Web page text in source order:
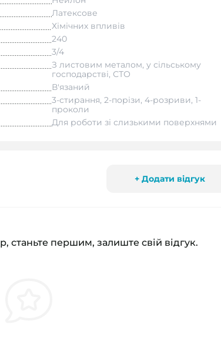
Латексове
Хімічних впливів
240
3/4
З листовим металом, у сільському
господарстві, СТО
В'язаний
3-стирання, 2-порізи, 4-розриви, 1-
проколи
Для роботи зі слизькими поверхнями
+ Додати відгук
станьте першим, залиште свій відгук.